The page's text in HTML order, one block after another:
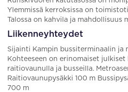
Ylemmissä kerroksissa on
Talossa on kahvila ja
Liikenneyhteydet
Sijainti Kampin bussiterminaalin ja
Kohteeseen on erinomaiset
raitiovaunulla ja busseilla.
Raitiovaunupysäkki 100 m
700 m